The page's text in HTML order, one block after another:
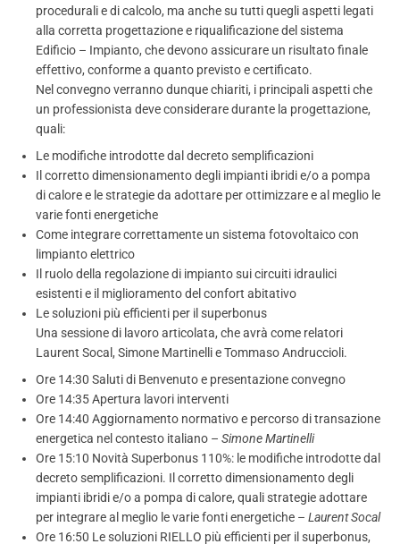
procedurali e di calcolo, ma anche su tutti quegli aspetti legati
alla corretta progettazione e riqualificazione del sistema
Edificio – Impianto, che devono assicurare un risultato finale
effettivo, conforme a quanto previsto e certificato.
Nel convegno verranno dunque chiariti, i principali aspetti che
un professionista deve considerare durante la progettazione,
quali:
Le modifiche introdotte dal decreto semplificazioni
Il corretto dimensionamento degli impianti ibridi e/o a pompa
di calore e le strategie da adottare per ottimizzare e al meglio le
varie fonti energetiche
Come integrare correttamente un sistema fotovoltaico con
limpianto elettrico
Il ruolo della regolazione di impianto sui circuiti idraulici
esistenti e il miglioramento del confort abitativo
Le soluzioni più efficienti per il superbonus
Una sessione di lavoro articolata, che avrà come relatori
Laurent Socal, Simone Martinelli e Tommaso Andruccioli.
Ore 14:30 Saluti di Benvenuto e presentazione convegno
Ore 14:35 Apertura lavori interventi
Ore 14:40 Aggiornamento normativo e percorso di transazione
energetica nel contesto italiano – Simone Martinelli
Ore 15:10 Novità Superbonus 110%: le modifiche introdotte dal
decreto semplificazioni. Il corretto dimensionamento degli
impianti ibridi e/o a pompa di calore, quali strategie adottare
per integrare al meglio le varie fonti energetiche – Laurent Socal
Ore 16:50 Le soluzioni RIELLO più efficienti per il superbonus,